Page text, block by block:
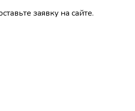
заявку на сайте.